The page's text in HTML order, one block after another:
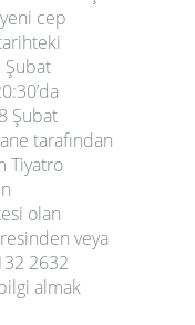
cep
Şubat
Şubat
tarafından
Tiyatro
olan
veya
2632
almak